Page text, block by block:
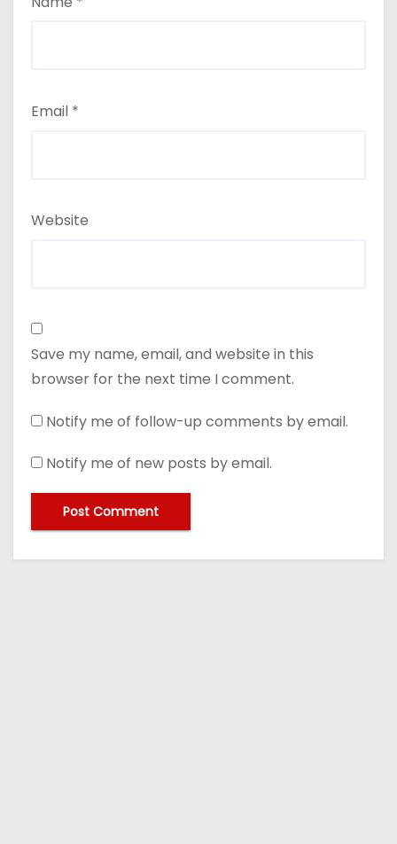
Email *
Website
Save my name, email, and website in this
browser for the next time I comment.
Notify me of follow-up comments by email.
Notify me of new posts by email.